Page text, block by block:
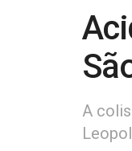
A